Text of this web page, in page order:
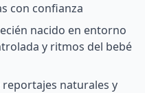
con confianza
nacido en entorno
y ritmos del bebé
naturales y